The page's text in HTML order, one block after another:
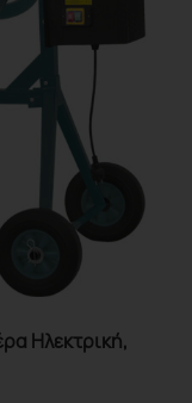
Ηλεκτρική,